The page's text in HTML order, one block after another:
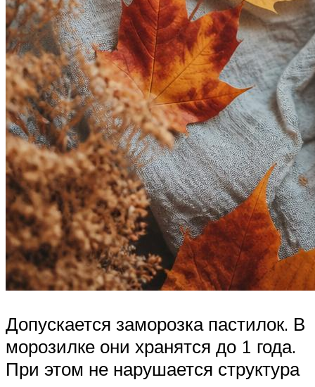
Допускается заморозка пастилок. В
морозилке они хранятся до 1 года.
При этом не нарушается структура